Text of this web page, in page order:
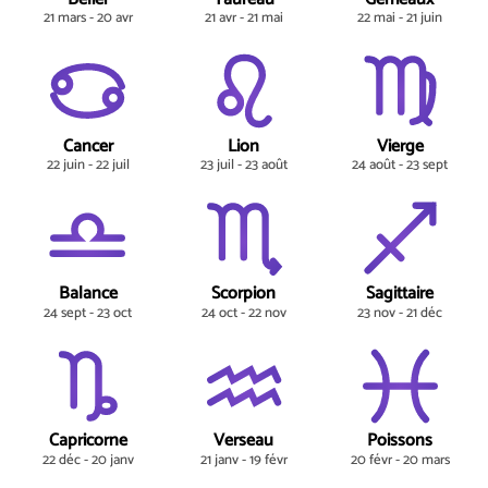
21 mars - 20 avr 21 avr - 21 mai 22 mai - 21 juin
Cancer
22 juin - 22 juil
Lion
23 juil - 23 août
Vierge
24 août - 23 sept
Balance
24 sept - 23 oct
Scorpion
24 oct - 22 nov
Sagittaire
23 nov - 21 déc
Capricorne
22 déc - 20 janv
Verseau
21 janv - 19 févr
Poissons
20 févr - 20 mars